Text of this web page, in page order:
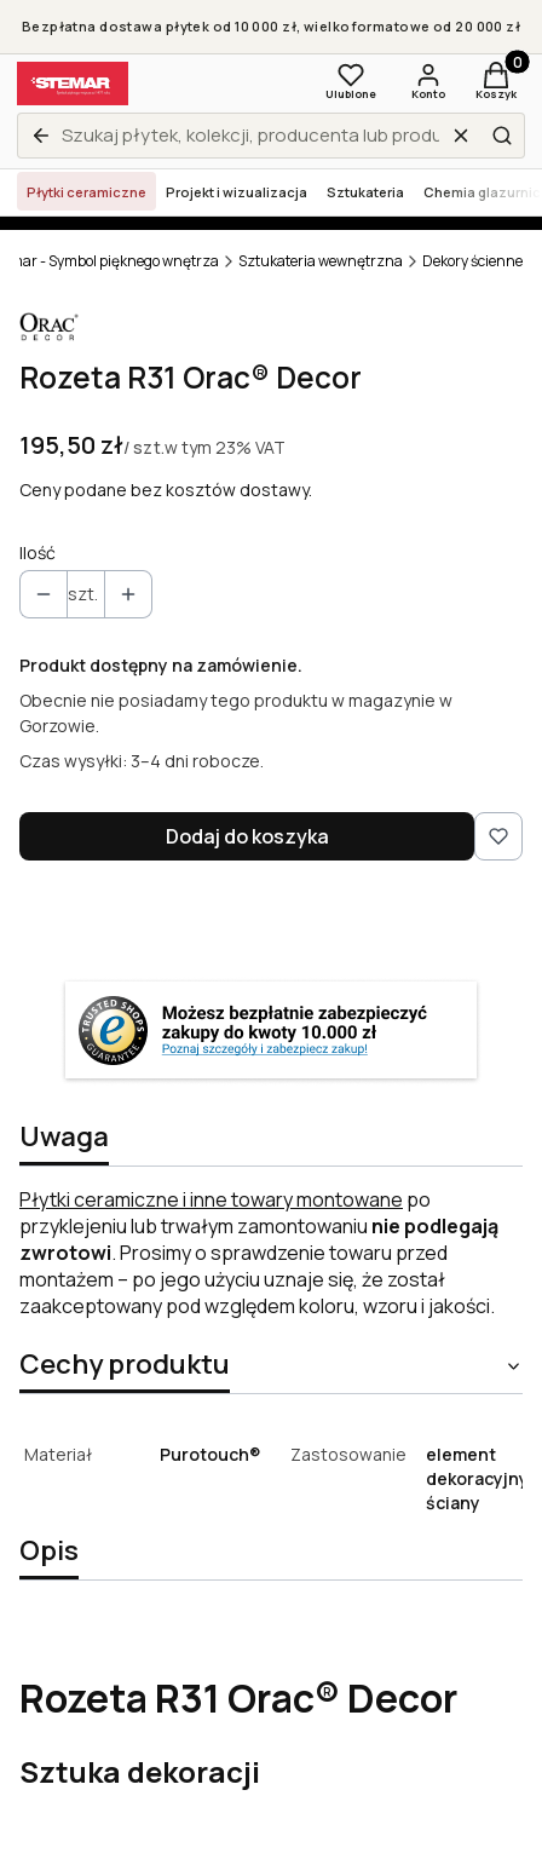
Bezpłatna dostawa płytek od 10 000 zł, wielkoformatowe od 20 000 zł
Zamknij wyszukiwarkę
Wyczyść
Ulubione Konto Koszyk
Płytki ceramiczne Projekt i wizualizacja Sztukateria Chemia
- Symbol pięknego wnętrza Sztukateria wewnętrzna Dekory ścienne
Rozeta R31 Orac® Decor
Cena
195,50 zł/ szt.w tym 23% VAT
Ceny podane bez kosztów dostawy.
Ilość
szt.
Produkt dostępny na zamówienie.
Obecnie nie posiadamy tego produktu w magazynie w
Gorzowie.
Czas wysyłki: 3–4 dni robocze.
Dodaj do koszyka
Uwaga
Płytki ceramiczne i inne towary montowane po
przyklejeniu lub trwałym zamontowaniu nie podlegają
zwrotowi. Prosimy o sprawdzenie towaru przed
montażem – po jego użyciu uznaje się, że został
zaakceptowany pod względem koloru, wzoru i jakości.
Cechy produktu
Materiał Purotouch® Zastosowanie
element
dekoracyjny
ściany
Opis
Rozeta R31 Orac® Decor
Sztuka dekoracji